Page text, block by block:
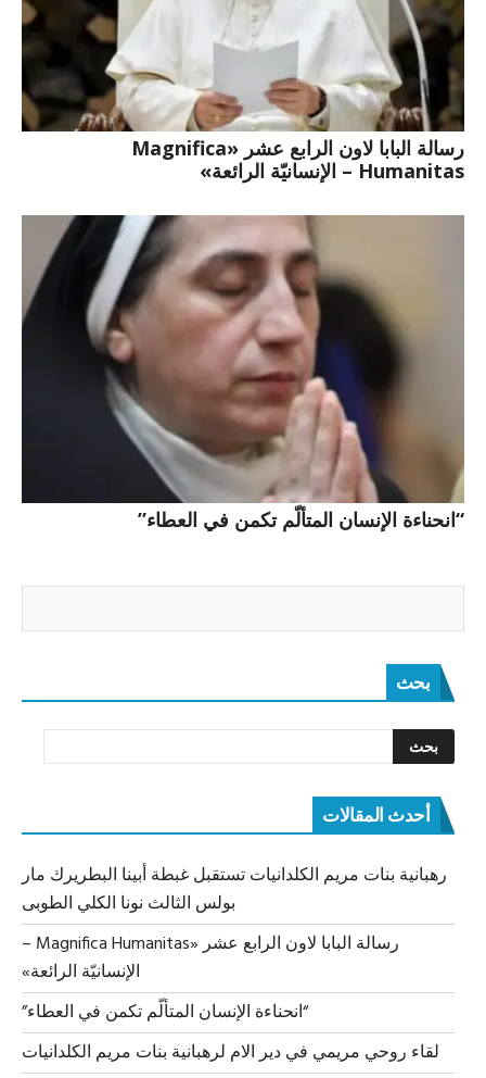
رسالة البابا لاون الرابع عشر «Magnifica
Humanitas – الإنسانيّة الرائعة»
“انحناءة الإنسان المتألّم تكمن في العطاء”
بحث
أحدث المقالات
رهبانية بنات مريم الكلدانيات تستقبل غبطة أبينا البطريرك مار
بولس الثالث نونا الكلي الطوبى
رسالة البابا لاون الرابع عشر «Magnifica Humanitas –
الإنسانيّة الرائعة»
“انحناءة الإنسان المتألّم تكمن في العطاء”
لقاء روحي مريمي في دير الام لرهبانية بنات مريم الكلدانيات